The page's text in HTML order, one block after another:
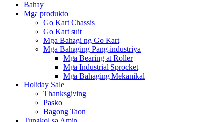
Bahay
Mga produkto
Go Kart Chassis
Go Kart suit
Mga Bahagi ng Go Kart
Mga Bahaging Pang-industriya
Mga Bearing at Roller
Mga Industrial Sprocket
Mga Bahaging Mekanikal
Holiday Sale
Thanksgiving
Pasko
Bagong Taon
Tungkol sa Amin